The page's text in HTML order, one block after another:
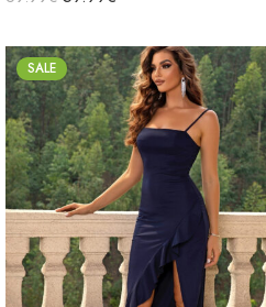
SALE